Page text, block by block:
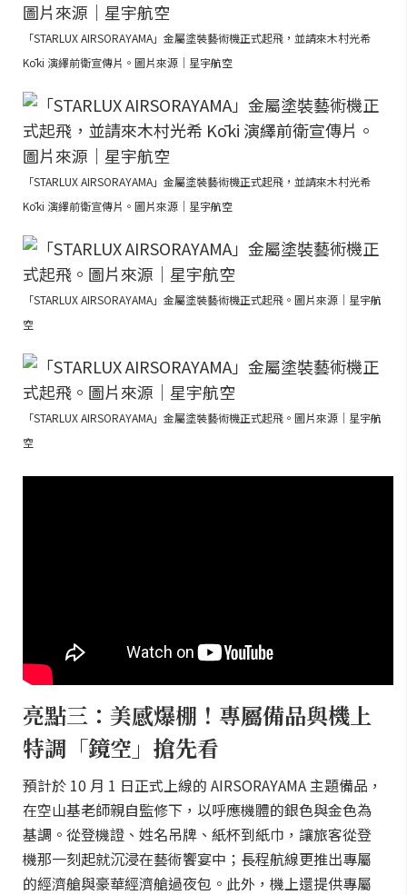
「STARLUX AIRSORAYAMA」金屬塗裝藝術機正式起飛，並請來木村光希
Kōki 演繹前衛宣傳片。圖片來源｜星宇航空
「STARLUX AIRSORAYAMA」金屬塗裝藝術機正式起飛，並請來木村光希
Kōki 演繹前衛宣傳片。圖片來源｜星宇航空
「STARLUX AIRSORAYAMA」金屬塗裝藝術機正式起飛。圖片來源｜星宇航
空
「STARLUX AIRSORAYAMA」金屬塗裝藝術機正式起飛。圖片來源｜星宇航
空
亮點三：美感爆棚！專屬備品與機上
特調「鏡空」搶先看
預計於 10 月 1 日正式上線的 AIRSORAYAMA 主題備品，
在空山基老師親自監修下，以呼應機體的銀色與金色為
基調。從登機證、姓名吊牌、紙杯到紙巾，讓旅客從登
機那一刻起就沉浸在藝術饗宴中；長程航線更推出專屬
的經濟艙與豪華經濟艙過夜包。此外，機上還提供專屬